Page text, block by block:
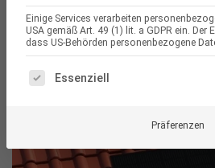
Balkonkraftwerk-Montagesets
Einige Services verarbeiten
USA gemäß Art. 49 (1) lit. a GDPR ein.
dass US-Behörden personenbezogene
ES FOLGT EINE LISTE DER
Essenziell
Präferenzen